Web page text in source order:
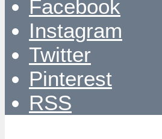
Facebook
Instagram
Twitter
Pinterest
RSS